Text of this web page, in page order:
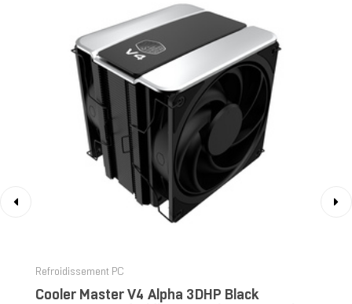
Refroidissement PC
Cooler Master V4 Alpha 3DHP Black